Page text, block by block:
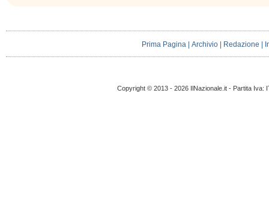
Prima Pagina |Archivio Redazione
Copyright © 2013 - 2026 IlNazionale.it - Partita Iva: